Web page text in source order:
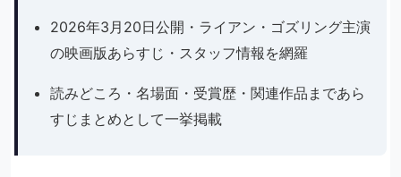
2026年3月20日公開・ライアン・ゴズリング主演
の映画版あらすじ・スタッフ情報を網羅
読みどころ・名場面・受賞歴・関連作品まであら
すじまとめとして一挙掲載